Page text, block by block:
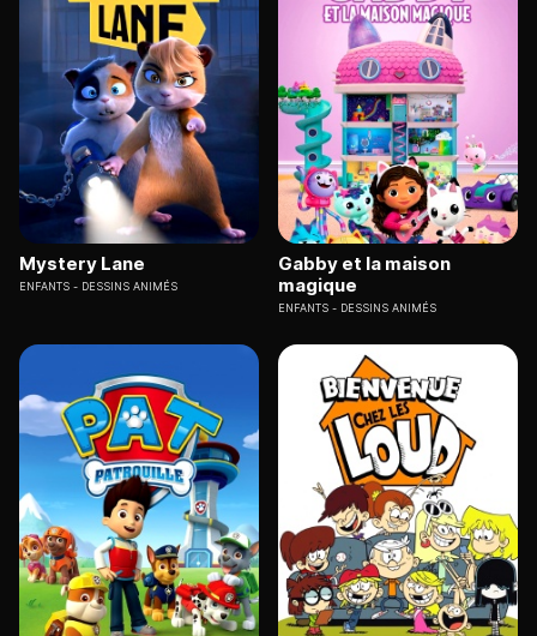
Mystery Lane
ENFANTS DESSINS ANIMÉS
Gabby et la maison
magique
ENFANTS DESSINS ANIMÉS